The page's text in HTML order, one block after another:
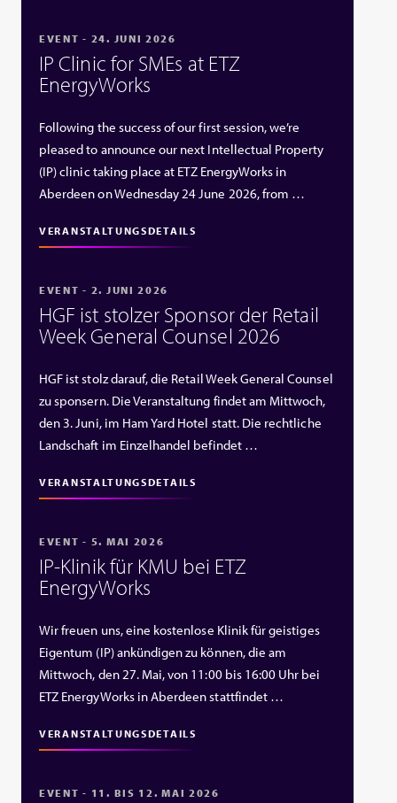
EVENT - 24. JUNI 2026
IP Clinic for SMEs at ETZ
EnergyWorks
Following the success of our first session, we’re
pleased to announce our next Intellectual Property
(IP) clinic taking place at ETZ EnergyWorks in
Aberdeen on Wednesday 24 June 2026, from …
VERANSTALTUNGSDETAILS
EVENT - 2. JUNI 2026
HGF ist stolzer Sponsor der Retail
Week General Counsel 2026
HGF ist stolz darauf, die Retail Week General Counsel
zu sponsern. Die Veranstaltung findet am Mittwoch,
den 3. Juni, im Ham Yard Hotel statt. Die rechtliche
Landschaft im Einzelhandel befindet …
VERANSTALTUNGSDETAILS
EVENT - 5. MAI 2026
IP‑Klinik für KMU bei ETZ
EnergyWorks
Wir freuen uns, eine kostenlose Klinik für geistiges
Eigentum (IP) ankündigen zu können, die am
Mittwoch, den 27. Mai, von 11:00 bis 16:00 Uhr bei
ETZ EnergyWorks in Aberdeen stattfindet …
VERANSTALTUNGSDETAILS
EVENT - 11. BIS 12. MAI 2026